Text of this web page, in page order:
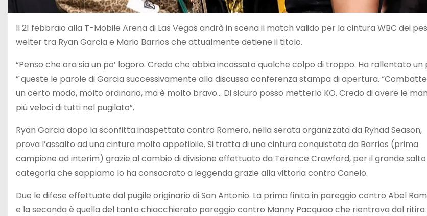
Il 21 febbraio alla T-Mobile Arena di Las Vegas andrà in scena il match valido per la cintura WBC dei
welter tra Ryan Garcia e Mario Barrios che attualmente detiene il titolo.
“Penso che ora sia un po’ logoro. Credo che abbia incassato qualche colpo di troppo. Ha rallentato un
” queste le parole di Garcia successivamente alla discussa conferenza stampa di apertura.
un certo modo, molto ordinario, ma è molto bravo… Di sicuro posso metterlo KO. Credo di avere le
più veloci di tutti nel pugilato”.
Ryan Garcia dopo la sconfitta inaspettata contro Romero, nella serata organizzata da Ryhad Season,
prova l’assalto ad una cintura molto appetibile. Si tratta di una cintura conquistata da Barrios (prima
campione ad interim) grazie al cambio di divisione effettuato da Terence Crawford, per il grande
categoria che sappiamo lo ha consacrato a leggenda grazie alla vittoria contro Canelo.
Due le difese effettuate dal pugile originario di San Antonio. La prima finita in pareggio contro Abel
e la seconda è quella del tanto chiacchierato pareggio contro Manny Pacquiao che rientrava dal ritiro